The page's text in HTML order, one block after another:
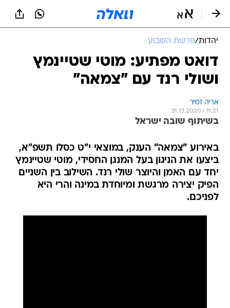
יהדות/פרשת השבוע
דואט מפתיע: מוטי שטיינמץ
ושולי רנד עם "צמאה"
אריה זמיר
21.12.2020 / 11:21
בשיתוף שובה ישראל
באירוע "צמאה" הענק, במוצאי י"ט כסלו תשפ"א,
ביצעו את הניגון בעל המנגן החסידי, מוטי שטיינמץ
יחד עם האמן והיוצר שולי רנד. השילוב בין השניים
הפיק יצירה מרגשת ומיוחדת במינה והרי היא
לפניכם.